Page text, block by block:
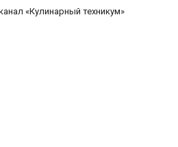
«Кулинарный техникум»